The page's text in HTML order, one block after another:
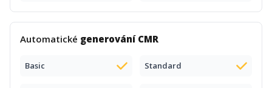
Automatické generování CMR
Basic Standard